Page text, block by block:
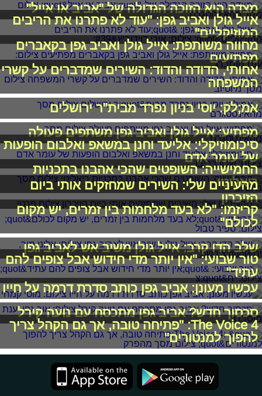
מצדה היא הזוכה הגדולה של "אביב או אייל"
אייל גולן ואביב גפן: "עוד לא פתרנו את הריבים
המוזיקליים"
מחווה משותפת: אייל גולן ואביב גפן בקאברים
מפתיעים
אחותי, הדודה והדוד: השירים שמדברים על קשרי
המשפחה
אמ;לק: יוסי בניון נפרד מבית"ר ירושלים
מפתיע: אייל גולן ואביב גפן משתפים פעולה
סיכומוזיקלי: אליעד וחנן במשאפ ואלבום הופעות
של עומר אדם
החמישייה: השופטים שהכי אהבנו בתכניות
ריאליטי
מהעיניים שלי: השירים שמחזקים אותי ביום
הזיכרון
קריזמו: "לא בעד מלחמות בין זמרים, יש מקום
לכולם"
שלב הדו קרב: אייל גולן משיב אש לאביב גפן
טור שבועי: "אין יותר מדי חידוש אבל צופים להם
עתיד"
עכשיו מעונן: אביב גפן כותב סדרת דרמה על חייו
סכסוך חדש? אביב גפן מתכסח עם נועה קירל
The Voice 4: "פתיחה טובה, אך גם הקהל צריך
להפוך למנטורים"